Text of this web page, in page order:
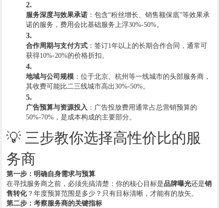
2.
服务深度与效果承诺 ：包含“粉丝增长、销售额保底”等效果承
诺的服务，费用会比基础服务上浮30%-50%。
3.
合作周期与支付方式 ：签订1年以上的长期合作合同，通常可
获得10%-20%的价格折扣。
4.
地域与公司规模 ：位于北京、杭州等一线城市的头部服务商，
其收费可能比二三线城市高出30%-50%。
5.
广告预算与资源投入 ：广告投放费用通常占总营销预算的
50%-70%，是成本构成的主要部分。
💡 三步教你选择高性价比的服
务商
第一步：明确自身需求与预算
在寻找服务商之前，必须先搞清楚：你的核心目标是品牌曝光还是销
售转化？年度预算范围是多少？只有目标清晰，才能有的放矢。
第二步：考察服务商的关键指标